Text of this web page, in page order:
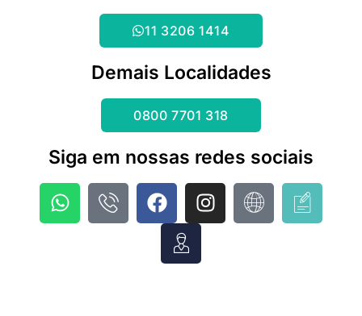
11 3206 1414
Demais Localidades
0800 7701 318
Siga em nossas redes sociais